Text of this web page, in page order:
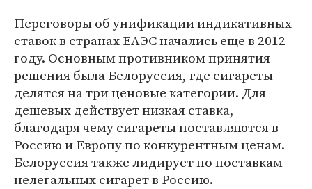
Переговоры об унификации индикативных
ставок в странах ЕАЭС начались еще в 2012
году. Основным противником принятия
решения была Белоруссия, где сигареты
делятся на три ценовые категории. Для
дешевых действует низкая ставка,
благодаря чему сигареты поставляются в
Россию и Европу по конкурентным ценам.
Белоруссия также лидирует по поставкам
нелегальных сигарет в Россию.